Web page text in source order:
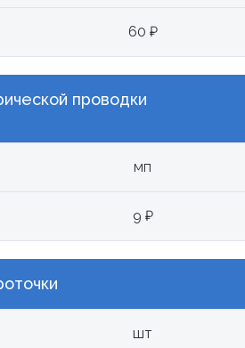
60 ₽
проводки
мп
9 ₽
шт